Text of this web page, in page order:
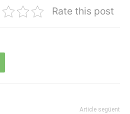
Rate this post
Article següent